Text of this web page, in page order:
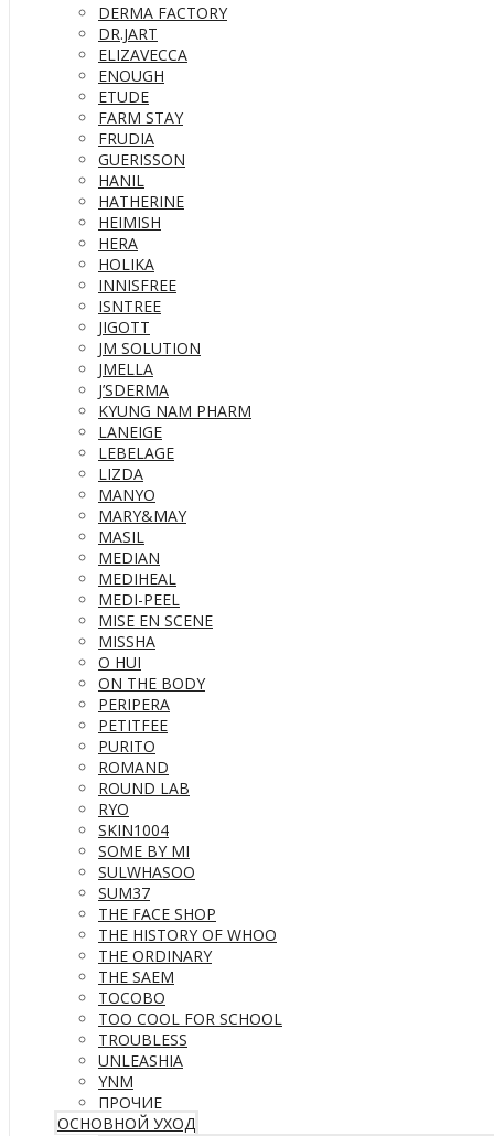
DERMA FACTORY
DR.JART
ELIZAVECCA
ENOUGH
ETUDE
FARM STAY
FRUDIA
GUERISSON
HANIL
HATHERINE
HEIMISH
HERA
HOLIKA
INNISFREE
ISNTREE
JIGOTT
JM SOLUTION
JMELLA
J’SDERMA
KYUNG NAM PHARM
LANEIGE
LEBELAGE
LIZDA
MANYO
MARY&MAY
MASIL
MEDIAN
MEDIHEAL
MEDI-PEEL
MISE EN SCENE
MISSHA
O HUI
ON THE BODY
PERIPERA
PETITFEE
PURITO
ROMAND
ROUND LAB
RYO
SKIN1004
SOME BY MI
SULWHASOO
SUM37
THE FACE SHOP
THE HISTORY OF WHOO
THE ORDINARY
THE SAEM
TOCOBO
TOO COOL FOR SCHOOL
TROUBLESS
UNLEASHIA
YNM
ПРОЧИЕ
ОСНОВНОЙ УХОД